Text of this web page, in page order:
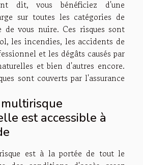
dit, vous bénéficiez d'une
sur toutes les catégories de
de vous nuire. Ces risques sont
les incendies, les accidents de
et les dégâts causés par
et bien d'autres encore.
sont couverts par l'assurance
est accessible à
est à la portée de tout le